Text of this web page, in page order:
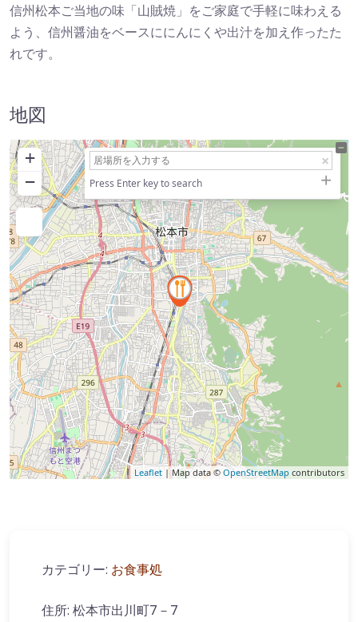
信州松本ご当地の味「山賊焼」をご家庭で手軽に味わえる
よう、信州醤油をベースににんにくや出汁を加え作ったた
れです。
地図
+
−
Press Enter key to search
Leaflet | Map data © OpenStreetMap contributors
カテゴリー: お食事処
住所: 松本市出川町7－7